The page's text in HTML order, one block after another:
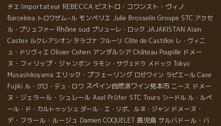
チエ Importateur REBECCA ビストロ・コワンスト・ヴィノ
Barcelona トロワザム−ル モンペリエ Julie Brosselin Groupe STC アクセ
ル・プリュファー Rhône sud プリューレ・ロック JAJAKISTAN Alain
Castex ルクレアシオン タラゴナ フルーリ Côte de Castillon レ・ヴィニ
ュ・ドリヴィエ Olivier Cohen アンダルシア Château Poupille ドメー
ヌ・フィリップ・ジャンボン ラモン・サヴェドラ メドック Tokyo
Musashikoyama エリック・プフェーリング ロゼワイン ラピエール Cave
Fujiki ル・グロ・デュ・ロワ スペイン自然派ワイン見本市 ニース ドメー
ヌ・ジェラール・シュレール Axel Prϋfer STC Tours シードル ル・ルペ
ール・ド・カルトゥッシュ ダール・エ・リボ、ルネ・ジャン ドメーヌ・
デ・フラール・ルージュ Damien COQUELET 鹿児島 サルバドール・バ